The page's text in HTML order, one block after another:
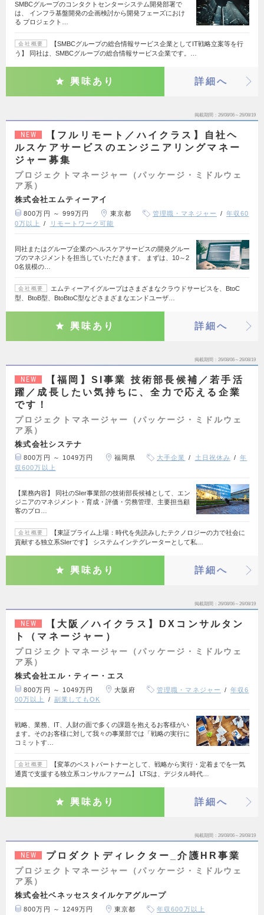
SMBCグループのコンタクトセンターシステム開発部署で
は、 インフラ基盤開発の企画検討から開発フェーズにおけ
る プロジェクト…
会社概要
【SMBCグループの総合情報サービス企業としてIT戦略立案等を行
う】 同社は、SMBCグループの総合情報サービス企業です。…
興味あり 詳細へ
掲載期間 26/08/06～26/08/19
NEW
【フルリモート／ハイクラス】自社ヘ
ルスケアサービスのエンジニアリングマネー
ジャー募集
プロジェクトマネージャー（パッケージ・ミドルウェ
ア系）
株式会社エムティーアイ
800万円 ～ 999万円 東京都 管理職・マネジャー
年収60
0万以上
リモートワーク可能
同社またはグループ企業のヘルスケアサービスの開発グルー
プのマネジメントを担当していただきます。 まずは、10～2
0名規模の…
会社概要
エムティーアイグループはさまざまなクラウドサービスを、BtoC
型、BtoB型、BtoBtoC型などさまざまなエンドユーザ…
興味あり 詳細へ
掲載期間 26/08/06～26/08/19
NEW
【福岡】SI事業 技術部長候補／若手活
躍／成長したい気持ちに、全力で応える企業
です！
プロジェクトマネージャー（パッケージ・ミドルウェ
ア系）
株式会社システナ
800万円 ～ 1049万円 福岡県 大手企業 土日祝休み
年
収600万以上
【業務内容】 同社のSIer事業部の技術部長候補として、エン
ジニアのマネジメント・育成・評価・労務管理、主要担当顧
客のプロ…
会社概要
【東証プライム上場：時代を先読みしたテクノロジーの力で社会に
貢献する独立系SIerです】 システムインテグレーターとして私…
興味あり 詳細へ
掲載期間 26/08/06～26/08/19
NEW
【大阪／ハイクラス】DXコンサルタン
ト（マネージャー）
プロジェクトマネージャー（パッケージ・ミドルウェ
ア系）
株式会社エル・ティー・エス
800万円 ～ 1049万円 大阪府 管理職・マネジャー
年収6
00万以上
副業してもOK
戦略、業務、IT、人財の面で多くの課題を抱えるお客様がい
ます。そのお客様に対して我々の事業部では「戦略の実行に
コミットす…
会社概要
【変革のベストパートナーとして、戦略から実行・定着までを一気
通貫で支援する独立系コンサルファーム】 LTSは、デジタル時代…
興味あり 詳細へ
掲載期間 26/08/06～26/08/19
NEW プロダクトディレクター_介護HR事業
プロジェクトマネージャー（パッケージ・ミドルウェ
ア系）
株式会社ベネッセスタイルケアグループ
800万円 ～ 1249万円 東京都 年収600万以上